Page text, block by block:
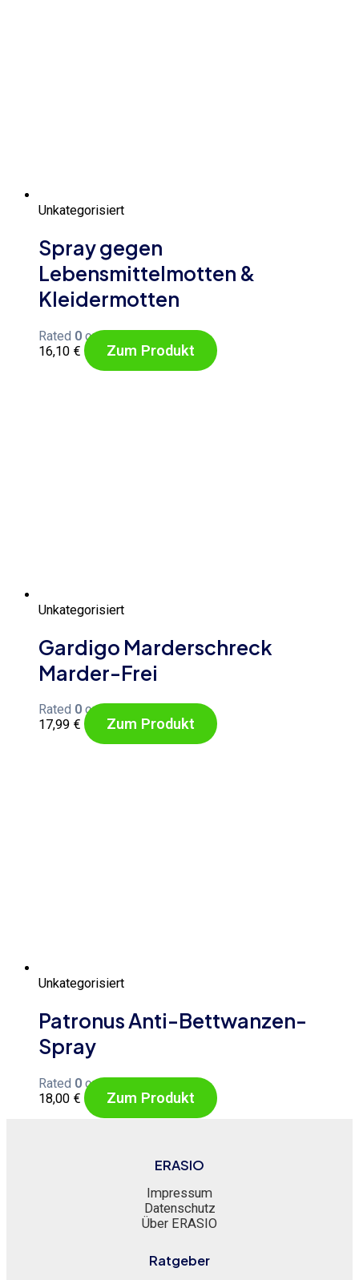
Unkategorisiert
Spray gegen
Lebensmittelmotten &
Kleidermotten
Rated 0 out of 5
16,10 € Zum Produkt
Unkategorisiert
Gardigo Marderschreck
Marder-Frei
Rated 0 out of 5
17,99 € Zum Produkt
Unkategorisiert
Patronus Anti-Bettwanzen-
Spray
Rated 0 out of 5
18,00 € Zum Produkt
ERASIO
Impressum
Datenschutz
Über ERASIO
Ratgeber